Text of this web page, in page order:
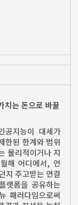
치는 돈으로 바꿀
공지능이 대세가
한된 한계와 범위
물리적이거나 지
해 어디에서, 언
지 주고받는 연결
랫폼을 공유하는
패러다임으로써